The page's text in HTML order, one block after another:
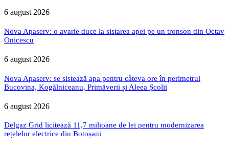
6 august 2026
Nova Apaserv: o avarie duce la sistarea apei pe un tronson din Octav
Onicescu
6 august 2026
Nova Apaserv: se sistează apa pentru câteva ore în perimetrul
Bucovina, Kogălniceanu, Primăverii și Aleea Școlii
6 august 2026
Delgaz Grid licitează 11,7 milioane de lei pentru modernizarea
rețelelor electrice din Botoșani